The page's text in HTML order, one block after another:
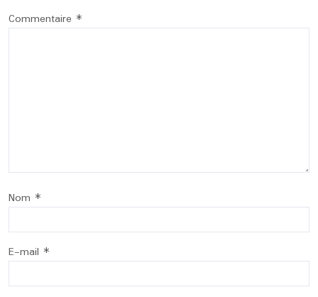
Commentaire *
Nom *
E-mail *